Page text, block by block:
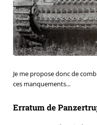
Je me propose donc de
ces manquements...
Erratum de